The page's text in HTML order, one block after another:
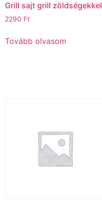
Grill sajt grill zöldségekkel
2290 Ft
Tovább olvasom